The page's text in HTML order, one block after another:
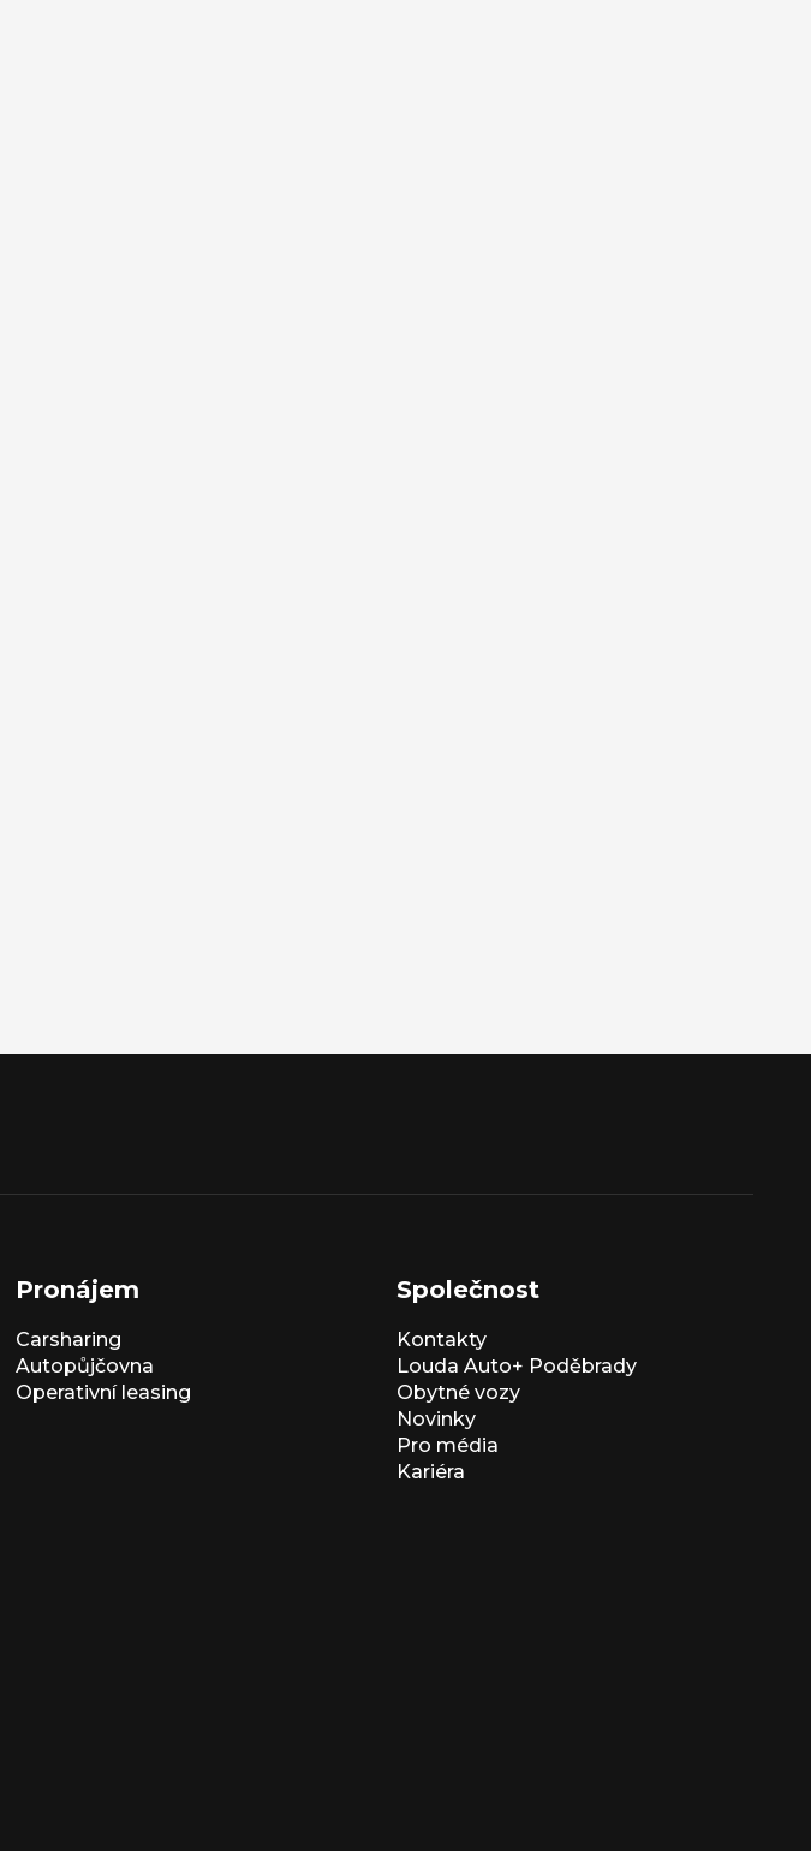
Pronájem
Carsharing
Autopůjčovna
Operativní leasing
Společnost
Kontakty
Louda Auto+ Poděbrady
Obytné vozy
Novinky
Pro média
Kariéra